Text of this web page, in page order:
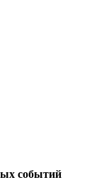
событий